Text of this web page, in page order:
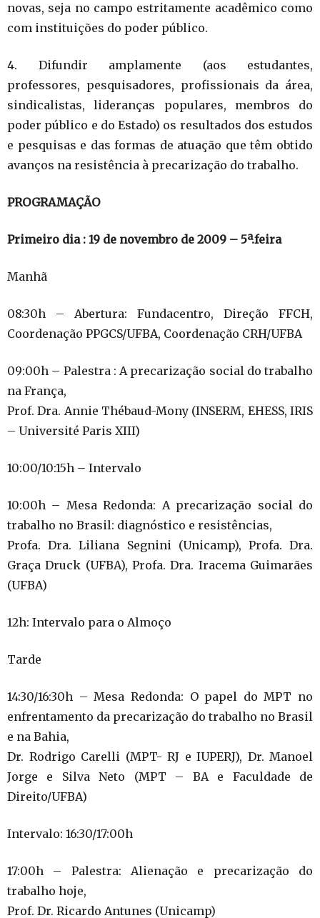
novas, seja no campo estritamente acadêmico como
com instituições do poder público.
4. Difundir amplamente (aos estudantes,
professores, pesquisadores, profissionais da área,
sindicalistas, lideranças populares, membros do
poder público e do Estado) os resultados dos estudos
e pesquisas e das formas de atuação que têm obtido
avanços na resistência à precarização do trabalho.
PROGRAMAÇÃO
Primeiro dia : 19 de novembro de 2009 – 5ª.feira
Manhã
08:30h – Abertura: Fundacentro, Direção FFCH,
Coordenação PPGCS/UFBA, Coordenação CRH/UFBA
09:00h – Palestra : A precarização social do trabalho
na França,
Prof. Dra. Annie Thébaud-Mony (INSERM, EHESS, IRIS
– Université Paris XIII)
10:00/10:15h – Intervalo
10:00h – Mesa Redonda: A precarização social do
trabalho no Brasil: diagnóstico e resistências,
Profa. Dra. Liliana Segnini (Unicamp), Profa. Dra.
Graça Druck (UFBA), Profa. Dra. Iracema Guimarães
(UFBA)
12h: Intervalo para o Almoço
Tarde
14:30/16:30h – Mesa Redonda: O papel do MPT no
enfrentamento da precarização do trabalho no Brasil
e na Bahia,
Dr. Rodrigo Carelli (MPT- RJ e IUPERJ), Dr. Manoel
Jorge e Silva Neto (MPT – BA e Faculdade de
Direito/UFBA)
Intervalo: 16:30/17:00h
17:00h – Palestra: Alienação e precarização do
trabalho hoje,
Prof. Dr. Ricardo Antunes (Unicamp)